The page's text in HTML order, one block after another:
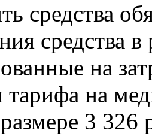
средства
средства
на
тарифа на
3 326